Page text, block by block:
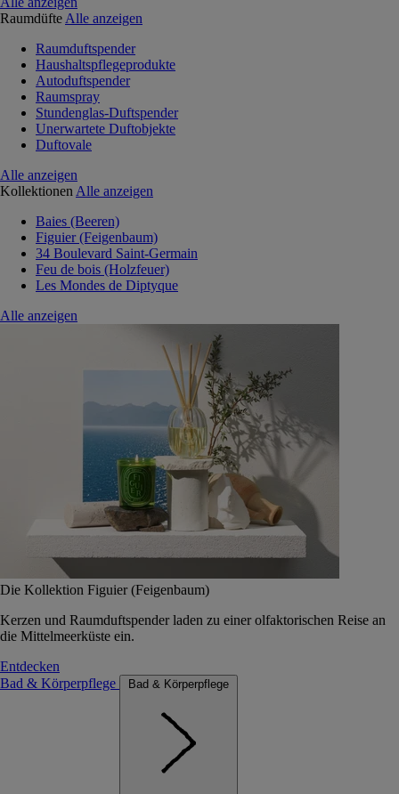
Raumdüfte Alle anzeigen
Raumduftspender
Haushaltspflegeprodukte
Autoduftspender
Raumspray
Stundenglas-Duftspender
Unerwartete Duftobjekte
Duftovale
Alle anzeigen
Kollektionen Alle anzeigen
Baies (Beeren)
Figuier (Feigenbaum)
34 Boulevard Saint-Germain
Feu de bois (Holzfeuer)
Les Mondes de Diptyque
Alle anzeigen
Die Kollektion Figuier (Feigenbaum)
Kerzen und Raumduftspender laden zu einer olfaktorischen Reise an
die Mittelmeerküste ein.
Entdecken
Bad & Körperpflege
Bad & Körperpflege